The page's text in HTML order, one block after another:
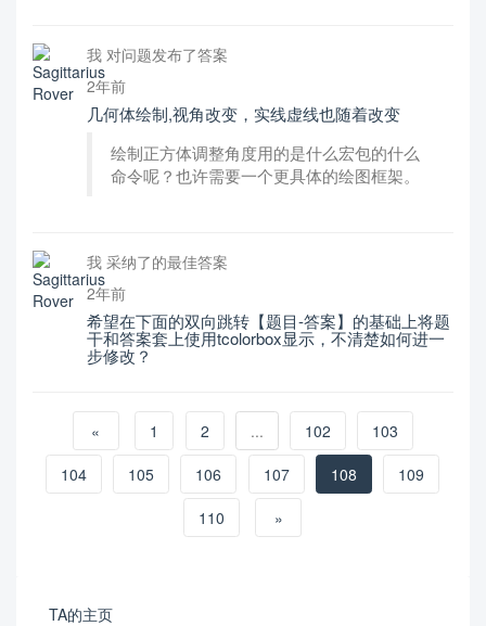
我 对问题发布了答案
2年前
几何体绘制,视角改变，实线虚线也随着改变
绘制正方体调整角度用的是什么宏包的什么
命令呢？也许需要一个更具体的绘图框架。
我 采纳了的最佳答案
2年前
希望在下面的双向跳转【题目-答案】的基础上将题
干和答案套上使用tcolorbox显示，不清楚如何进一
步修改？
« 1 2 ... 102
103
104
105 106 107 108
109
110
»
TA的主页